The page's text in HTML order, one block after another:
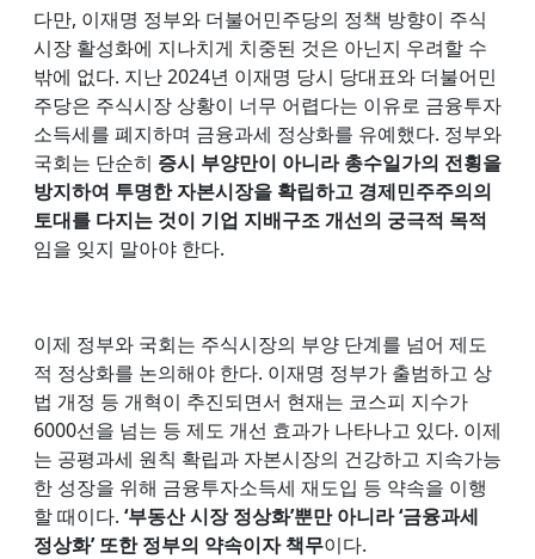
다만, 이재명 정부와 더불어민주당의 정책 방향이 주식
시장 활성화에 지나치게 치중된 것은 아닌지 우려할 수
밖에 없다. 지난 2024년 이재명 당시 당대표와 더불어민
주당은 주식시장 상황이 너무 어렵다는 이유로 금융투자
소득세를 폐지하며 금융과세 정상화를 유예했다. 정부와
국회는 단순히 증시 부양만이 아니라 총수일가의 전횡을
방지하여 투명한 자본시장을 확립하고 경제민주주의의
토대를 다지는 것이 기업 지배구조 개선의 궁극적 목적
임을 잊지 말아야 한다.
이제 정부와 국회는 주식시장의 부양 단계를 넘어 제도
적 정상화를 논의해야 한다. 이재명 정부가 출범하고 상
법 개정 등 개혁이 추진되면서 현재는 코스피 지수가
6000선을 넘는 등 제도 개선 효과가 나타나고 있다. 이제
는 공평과세 원칙 확립과 자본시장의 건강하고 지속가능
한 성장을 위해 금융투자소득세 재도입 등 약속을 이행
할 때이다. ‘부동산 시장 정상화’뿐만 아니라 ‘금융과세
정상화’ 또한 정부의 약속이자 책무이다.